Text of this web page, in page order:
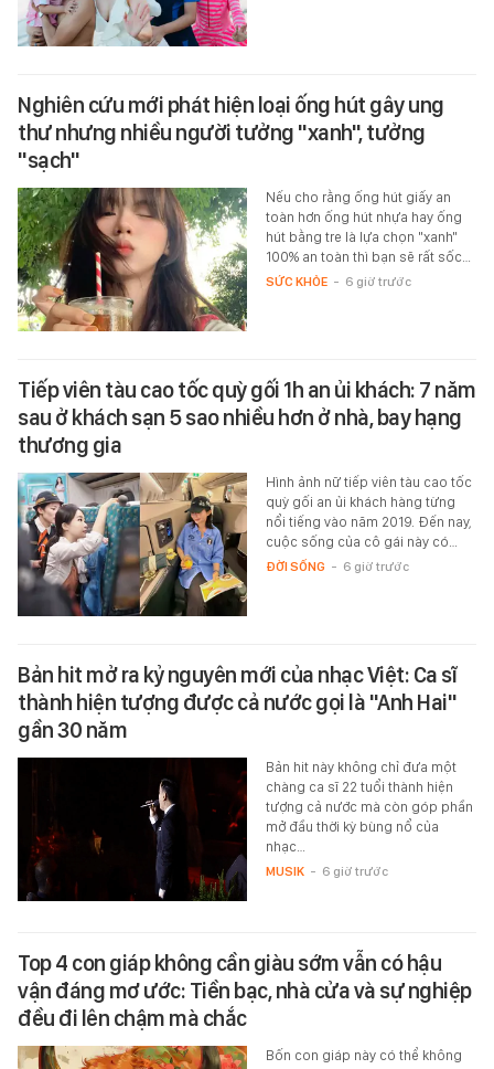
Nghiên cứu mới phát hiện loại ống hút gây ung
thư nhưng nhiều người tưởng "xanh", tưởng
"sạch"
Nếu cho rằng ống hút giấy an
toàn hơn ống hút nhựa hay ống
hút bằng tre là lựa chọn "xanh"
100% an toàn thì bạn sẽ rất sốc…
SỨC KHỎE - 6 giờ trước
Tiếp viên tàu cao tốc quỳ gối 1h an ủi khách: 7 năm
sau ở khách sạn 5 sao nhiều hơn ở nhà, bay hạng
thương gia
Hình ảnh nữ tiếp viên tàu cao tốc
quỳ gối an ủi khách hàng từng
nổi tiếng vào năm 2019. Đến nay,
cuộc sống của cô gái này có…
ĐỜI SỐNG - 6 giờ trước
Bản hit mở ra kỷ nguyên mới của nhạc Việt: Ca sĩ
thành hiện tượng được cả nước gọi là "Anh Hai"
gần 30 năm
Bản hit này không chỉ đưa một
chàng ca sĩ 22 tuổi thành hiện
tượng cả nước mà còn góp phần
mở đầu thời kỳ bùng nổ của
nhạc…
MUSIK - 6 giờ trước
Top 4 con giáp không cần giàu sớm vẫn có hậu
vận đáng mơ ước: Tiền bạc, nhà cửa và sự nghiệp
đều đi lên chậm mà chắc
Bốn con giáp này có thể không